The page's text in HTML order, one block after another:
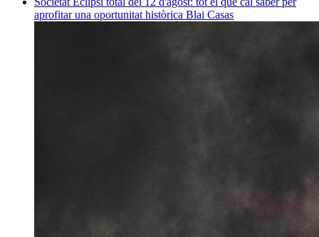
aprofitar una oportunitat històrica Blai Casas